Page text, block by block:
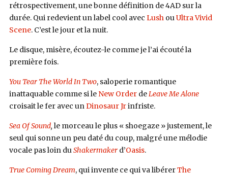
rétrospectivement, une bonne définition de 4AD sur la
durée. Qui redevient un label cool avec LushouUltra Vivid
Scene. C’est le jour et la nuit.
Le disque, misère, écoutez-le comme je l’ai écouté la
première fois.
You Tear The World In Two, saloperie romantique
inattaquable comme si le New OrderdeLeave Me Alone
croisait le fer avec unDinosaur Jrinfriste.
Sea Of Sound, le morceau le plus « shoegaze » justement, le
seul qui sonne un peu daté du coup, malgré une mélodie
vocale pas loin duShakermaker d’Oasis.
True Coming Dream, qui invente ce qui va libérerThe